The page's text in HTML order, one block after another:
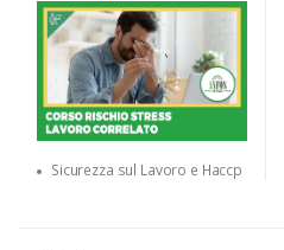
Sicurezza sul Lavoro e Haccp